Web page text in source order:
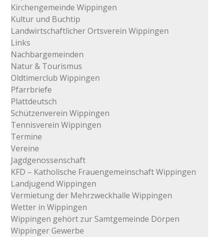
Kirchengemeinde Wippingen
Kultur und Buchtip
Landwirtschaftlicher Ortsverein Wippingen
Links
Nachbargemeinden
Natur & Tourismus
Oldtimerclub Wippingen
Pfarrbriefe
Plattdeutsch
Schützenverein Wippingen
Tennisverein Wippingen
Termine
Vereine
Jagdgenossenschaft
KFD – Katholische Frauengemeinschaft Wippingen
Landjugend Wippingen
Vermietung der Mehrzweckhalle Wippingen
Wetter in Wippingen
Wippingen gehört zur Samtgemeinde Dörpen
Wippinger Gewerbe